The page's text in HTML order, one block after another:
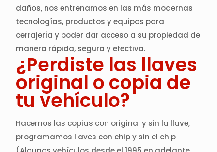
daños, nos entrenamos en las más modernas
tecnologías, productos y equipos para
cerrajería y poder dar acceso a su propiedad de
manera rápida, segura y efectiva.
¿Perdiste las llaves
original o copia de
tu vehículo?
Hacemos las copias con original y sin la llave,
programamos llaves con chip y sin el chip